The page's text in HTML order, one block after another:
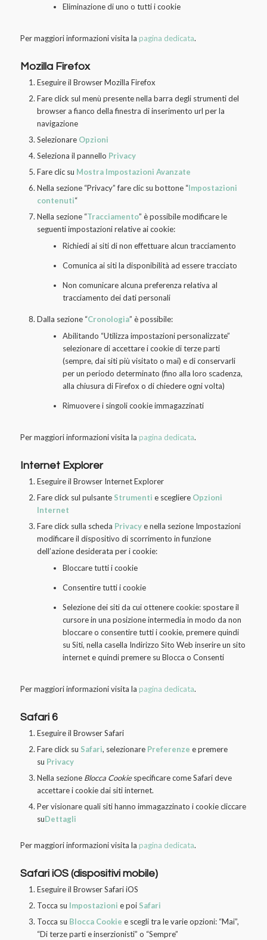
Eliminazione di uno o tutti i cookie
Per maggiori informazioni visita la pagina dedicata.
Mozilla Firefox
Eseguire il Browser Mozilla Firefox
Fare click sul menù presente nella barra degli strumenti del
browser a fianco della finestra di inserimento url per la
navigazione
Selezionare Opzioni
Seleziona il pannello Privacy
Fare clic su Mostra Impostazioni Avanzate
Nella sezione “Privacy” fare clic su bottone “Impostazioni
contenuti“
Nella sezione “Tracciamento” è possibile modificare le
seguenti impostazioni relative ai cookie:
Richiedi ai siti di non effettuare alcun tracciamento
Comunica ai siti la disponibilità ad essere tracciato
Non comunicare alcuna preferenza relativa al
tracciamento dei dati personali
Dalla sezione “Cronologia” è possibile:
Abilitando “Utilizza impostazioni personalizzate”
selezionare di accettare i cookie di terze parti
(sempre, dai siti più visitato o mai) e di conservarli
per un periodo determinato (fino alla loro scadenza,
alla chiusura di Firefox o di chiedere ogni volta)
Rimuovere i singoli cookie immagazzinati
Per maggiori informazioni visita la pagina dedicata.
Internet Explorer
Eseguire il Browser Internet Explorer
Fare click sul pulsante Strumenti e scegliere Opzioni
Internet
Fare click sulla scheda Privacye nella sezione Impostazioni
modificare il dispositivo di scorrimento in funzione
dell’azione desiderata per i cookie:
Bloccare tutti i cookie
Consentire tutti i cookie
Selezione dei siti da cui ottenere cookie: spostare il
cursore in una posizione intermedia in modo da non
bloccare o consentire tutti i cookie, premere quindi
su Siti, nella casella Indirizzo Sito Web inserire un sito
internet e quindi premere su Blocca o Consenti
Per maggiori informazioni visita la pagina dedicata.
Safari 6
Eseguire il Browser Safari
Fare click su Safari, selezionare Preferenze e premere
su Privacy
Nella sezione Blocca Cookiespecificare come Safari deve
accettare i cookie dai siti internet.
Per visionare quali siti hanno immagazzinato i cookie cliccare
suDettagli
Per maggiori informazioni visita la pagina dedicata.
Safari iOS (dispositivi mobile)
Eseguire il Browser Safari iOS
Tocca su Impostazioni e poi Safari
Tocca su Blocca Cookie e scegli tra le varie opzioni: “Mai”,
“Di terze parti e inserzionisti” o “Sempre”